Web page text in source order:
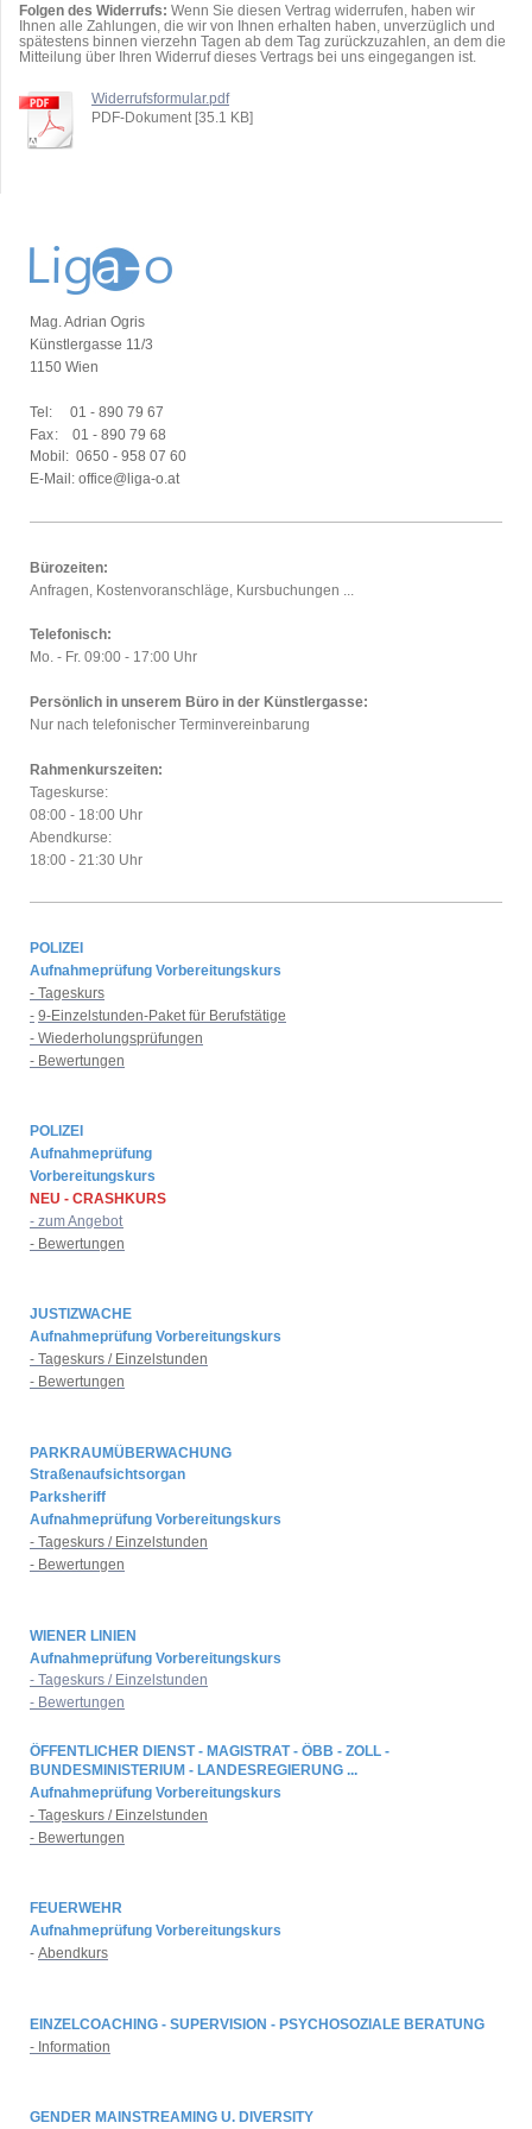
Folgen des Widerrufs: Wenn Sie diesen Vertrag widerrufen, haben wir
Ihnen alle Zahlungen, die wir von Ihnen erhalten haben, unverzüglich und
spätestens binnen vierzehn Tagen ab dem Tag zurückzuzahlen, an dem die
Mitteilung über Ihren Widerruf dieses Vertrags bei uns eingegangen ist.
Widerrufsformular.pdf
PDF-Dokument [35.1 KB]
Mag. Adrian Ogris
Künstlergasse 11/3
1150 Wien
Tel:
01 - 890 79 67
Fax:
01 - 890 79 68
Mobil: 0650 - 958 07 60
E-Mail: office@liga-o.at
Bürozeiten:
Anfragen, Kostenvoranschläge, Kursbuchungen ...
Telefonisch:
Mo. - Fr. 09:00 - 17:00 Uhr
Persönlich in unserem Büro in der Künstlergasse:
Nur nach telefonischer Terminvereinbarung
Rahmenkurszeiten:
Tageskurse:
08:00 - 18:00 Uhr
Abendkurse:
18:00 - 21:30 Uhr
POLIZEI
Aufnahmeprüfung Vorbereitungskurs
- Tageskurs
- 9-Einzelstunden-Paket für Berufstätige
- Wiederholungsprüfungen
- Bewertungen
POLIZEI
Aufnahmeprüfung
Vorbereitungskurs
NEU - CRASHKURS
- zum Angebot
- Bewertungen
JUSTIZWACHE
Aufnahmeprüfung Vorbereitungskurs
- Tageskurs / Einzelstunden
- Bewertungen
PARKRAUMÜBERWACHUNG
Straßenaufsichtsorgan
Parksheriff
Aufnahmeprüfung Vorbereitungskurs
- Tageskurs / Einzelstunden
- Bewertungen
WIENER LINIEN
Aufnahmeprüfung Vorbereitungskurs
- Tageskurs / Einzelstunden
- Bewertungen
ÖFFENTLICHER DIENST - MAGISTRAT - ÖBB - ZOLL -
BUNDESMINISTERIUM - LANDESREGIERUNG ...
Aufnahmeprüfung Vorbereitungskurs
- Tageskurs / Einzelstunden
- Bewertungen
FEUERWEHR
Aufnahmeprüfung Vorbereitungskurs
- Abendkurs
EINZELCOACHING - SUPERVISION - PSYCHOSOZIALE BERATUNG
- Information
GENDER MAINSTREAMING U. DIVERSITY